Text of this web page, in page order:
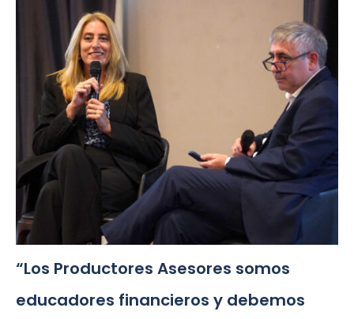
“Los Productores Asesores somos
educadores financieros y debemos